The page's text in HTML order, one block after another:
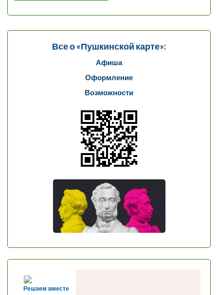
Все о «Пушкинской карте»:
Афиша
Оформление
Возможности
Решаем вместе